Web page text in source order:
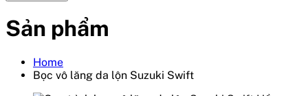
Sản phẩm
Home
Bọc vô lăng da lộn Suzuki Swift